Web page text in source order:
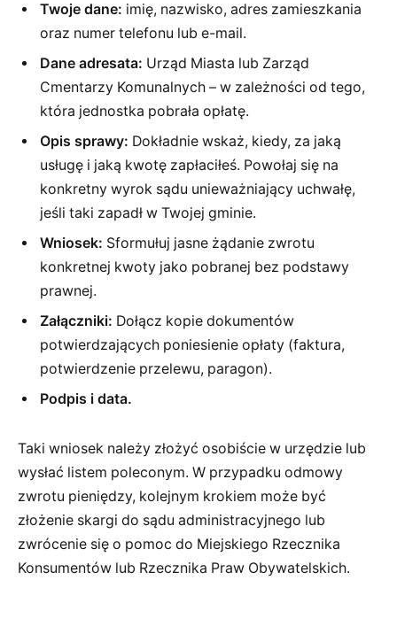
Twoje dane: imię, nazwisko, adres zamieszkania
oraz numer telefonu lub e-mail.
Dane adresata: Urząd Miasta lub Zarząd
Cmentarzy Komunalnych – w zależności od tego,
która jednostka pobrała opłatę.
Opis sprawy: Dokładnie wskaż, kiedy, za jaką
usługę i jaką kwotę zapłaciłeś. Powołaj się na
konkretny wyrok sądu unieważniający uchwałę,
jeśli taki zapadł w Twojej gminie.
Wniosek: Sformułuj jasne żądanie zwrotu
konkretnej kwoty jako pobranej bez podstawy
prawnej.
Załączniki: Dołącz kopie dokumentów
potwierdzających poniesienie opłaty (faktura,
potwierdzenie przelewu, paragon).
Podpis i data.
Taki wniosek należy złożyć osobiście w urzędzie lub
wysłać listem poleconym. W przypadku odmowy
zwrotu pieniędzy, kolejnym krokiem może być
złożenie skargi do sądu administracyjnego lub
zwrócenie się o pomoc do Miejskiego Rzecznika
Konsumentów lub Rzecznika Praw Obywatelskich.